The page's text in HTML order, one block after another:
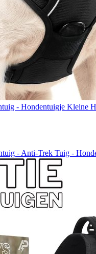
- Hondentuigje Kleine
- Anti-Trek Tuig -